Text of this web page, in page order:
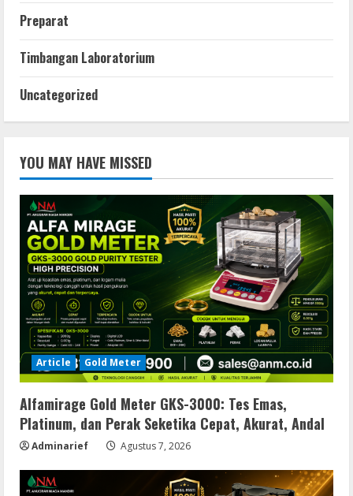
Preparat
Timbangan Laboratorium
Uncategorized
YOU MAY HAVE MISSED
Article Gold Meter
Alfamirage Gold Meter GKS-3000: Tes Emas,
Platinum, dan Perak Seketika Cepat, Akurat, Andal
Adminarief Agustus 7, 2026